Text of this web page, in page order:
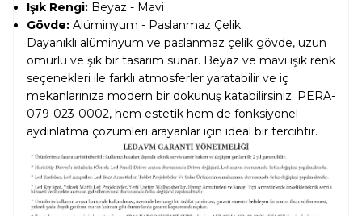
Işık Rengi: Beyaz - Mavi
Gövde: Alüminyum - Paslanmaz Çelik
Dayanıklı alüminyum ve paslanmaz çelik gövde, uzun
ömürlü ve şık bir tasarım sunar. Beyaz ve mavi ışık renk
seçenekleri ile farklı atmosferler yaratabilir ve iç
mekanlarınıza modern bir dokunuş katabilirsiniz. PERA-
079-023-0002, hem estetik hem de fonksiyonel
aydınlatma çözümleri arayanlar için ideal bir tercihtir.